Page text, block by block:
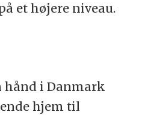
et højere niveau.
hånd i Danmark
hjem til